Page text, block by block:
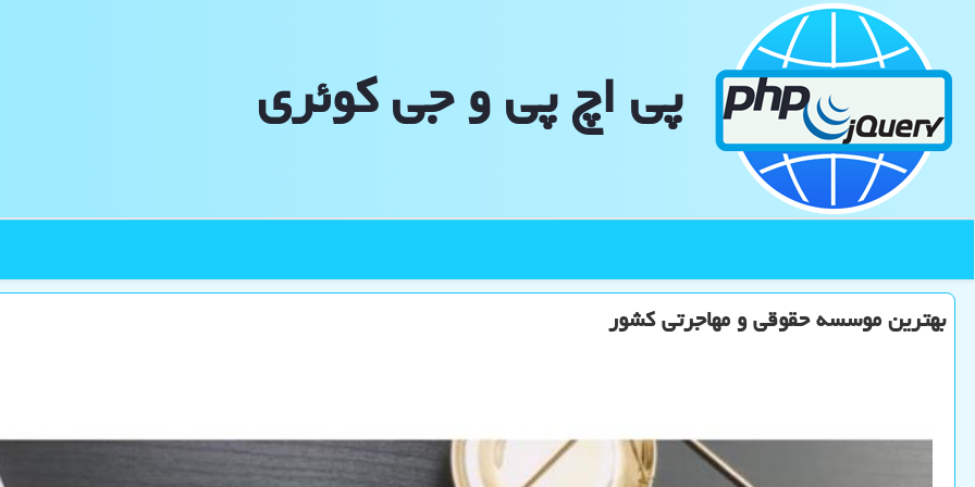
پی اچ پی و جی كوئری
بهترین موسسه حقوقی و مهاجرتی كشور